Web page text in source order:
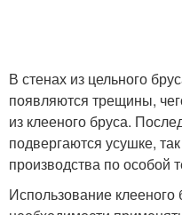
В стенах из цельного
появляются трещины,
из клееного бруса.
подвергаются усушке,
производства по особой
Использование клееного